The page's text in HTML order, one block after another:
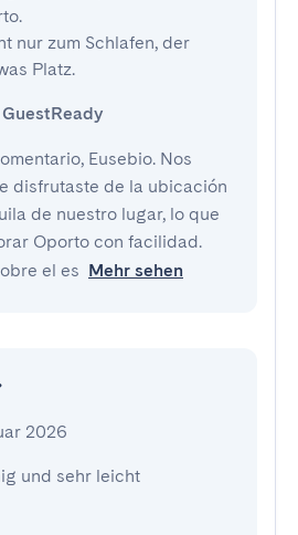
nur zum Schlafen, der
Platz.
Eusebio. Nos
disfrutaste de la ubicación
de nuestro lugar, lo que
Oporto con facilidad.
el es Mehr sehen
2026
und sehr leicht